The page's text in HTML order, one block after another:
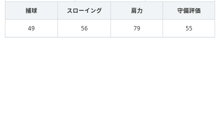
捕球 スローイング 肩力 守備評価
49 56 79 55